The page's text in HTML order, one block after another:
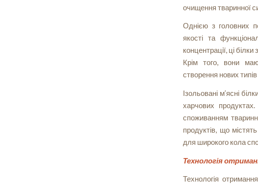
очищення тваринної
Однією з головних
якості та
концентрації, ці
Крім того, вони
створення нових
Ізольовані м’ясні
харчових
споживанням
продуктів, що
для широкого кола
Технологія
Технологія